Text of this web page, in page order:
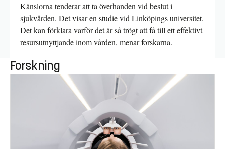
Känslorna tenderar att ta överhanden vid beslut i
sjukvården. Det visar en studie vid Linköpings universitet.
Det kan förklara varför det är så trögt att få till ett effektivt
resursutnyttjande inom vården, menar forskarna.
Forskning